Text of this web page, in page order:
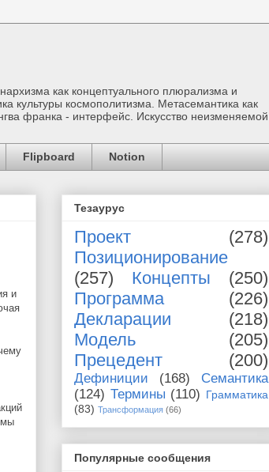
как концептуального плюрализма и
культуры космополитизма. Метасемантика как
франка - интерфейс. Искусство неизменяемой
Flipboard Notion
и
Тезаурус
Проект
(278)
Позиционирование
(257)
Концепты
(250)
Программа
(226)
Декларации
(218)
Модель
(205)
Прецедент
(200)
Дефиниции (168)
Семантика
(124) Термины (110) Грамматика
(83) Трансформация (66)
Популярные сообщения